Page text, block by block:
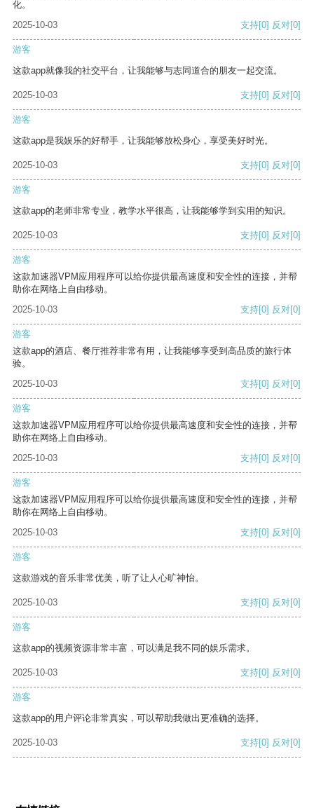
化。
2025-10-03
支持[0] 反对[0]
游客
这款app就像我的社交平台，让我能够与志同道合的朋友一起交流。
2025-10-03 支持[0] 反对[0]
游客
这款app是我娱乐的好帮手，让我能够放松身心，享受美好时光。
2025-10-03 支持[0] 反对[0]
游客
这款app的老师非常专业，教学水平很高，让我能够学到实用的知识。
2025-10-03 支持[0] 反对[0]
游客
这款加速器VPM应用程序可以给你提供最高速度和安全性的连接，并帮
助你在网络上自由移动。
2025-10-03
支持[0] 反对[0]
游客
这款app的酒店、餐厅推荐非常有用，让我能够享受到高品质的旅行体
验。
2025-10-03
支持[0] 反对[0]
游客
这款加速器VPM应用程序可以给你提供最高速度和安全性的连接，并帮
助你在网络上自由移动。
2025-10-03
支持[0] 反对[0]
游客
这款加速器VPM应用程序可以给你提供最高速度和安全性的连接，并帮
助你在网络上自由移动。
2025-10-03
支持[0] 反对[0]
游客
这款游戏的音乐非常优美，听了让人心旷神怡。
2025-10-03 支持[0] 反对[0]
游客
这款app的视频资源非常丰富，可以满足我不同的娱乐需求。
2025-10-03 支持[0] 反对[0]
游客
这款app的用户评论非常真实，可以帮助我做出更准确的选择。
2025-10-03 支持[0] 反对[0]